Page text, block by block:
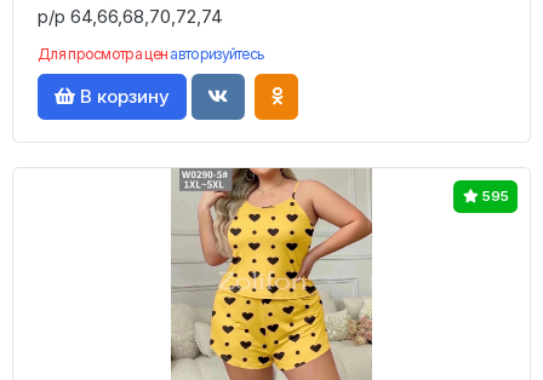
р/р 64,66,68,70,72,74
Для просмотра цен авторизуйтесь
В корзину
595